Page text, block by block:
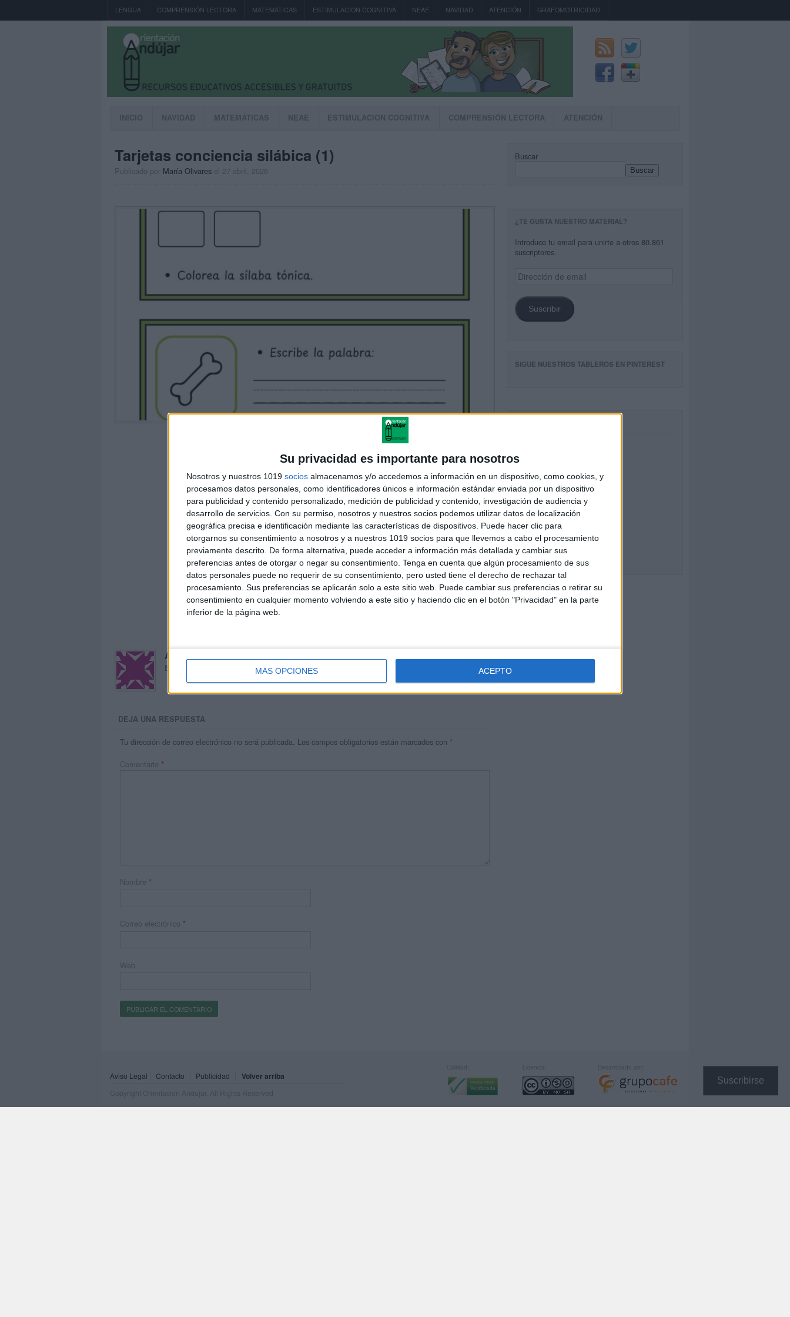
Su privacidad es importante para nosotros
Nosotros y nuestros 1019 socios almacenamos y/o accedemos a información en un dispositivo, como cookies, y
procesamos datos personales, como identificadores únicos e información estándar enviada por un dispositivo
para publicidad y contenido personalizado, medición de publicidad y contenido, investigación de audiencia y
desarrollo de servicios. Con su permiso, nosotros y nuestros socios podemos utilizar datos de localización
geográfica precisa e identificación mediante las características de dispositivos. Puede hacer clic para
otorgarnos su consentimiento a nosotros y a nuestros 1019 socios para que llevemos a cabo el procesamiento
previamente descrito. De forma alternativa, puede acceder a información más detallada y cambiar sus
preferencias antes de otorgar o negar su consentimiento. Tenga en cuenta que algún procesamiento de sus
datos personales puede no requerir de su consentimiento, pero usted tiene el derecho de rechazar tal
procesamiento. Sus preferencias se aplicarán solo a este sitio web. Puede cambiar sus preferencias o retirar su
consentimiento en cualquier momento volviendo a este sitio y haciendo clic en el botón "Privacidad" en la parte
inferior de la página web.
MÁS OPCIONES ACEPTO
Suscribirse
LENGUA COMPRENSIÓN LECTORA MATEMÁTICAS ESTIMULACION COGNITIVA NEAE NAVIDAD ATENCIÓN GRAFOMOTRICIDAD
INICIO NAVIDAD MATEMÁTICAS NEAE ESTIMULACION COGNITIVA COMPRENSIÓN LECTORA ATENCIÓN
Tarjetas conciencia silábica (1)
Publicado por María Olivares el 27 abril, 2026
Acerca de María Olivares
El autor no ha proporcionado ninguna información.
DEJA UNA RESPUESTA
Tu dirección de correo electrónico no será publicada. Los campos obligatorios están marcados con *
Comentario *
Nombre *
Correo electrónico *
Web
Buscar
Buscar
¿TE GUSTA NUESTRO MATERIAL?
Introduce tu email para unirte a otros 80.861
suscriptores.
Dirección
de
Suscribir
SIGUE NUESTROS TABLEROS EN PINTEREST
Aviso Legal Contacto Publicidad Volver arriba